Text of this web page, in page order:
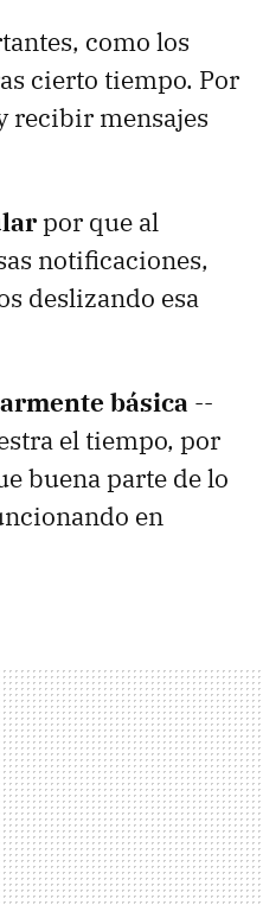
como los
cierto tiempo. Por
recibir mensajes
por que al
notificaciones,
deslizando esa
básica --
el tiempo, por
buena parte de lo
en